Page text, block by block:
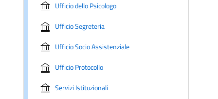
Ufficio dello Psicologo
Ufficio Segreteria
Ufficio Socio Assistenziale
Ufficio Protocollo
Servizi Istituzionali